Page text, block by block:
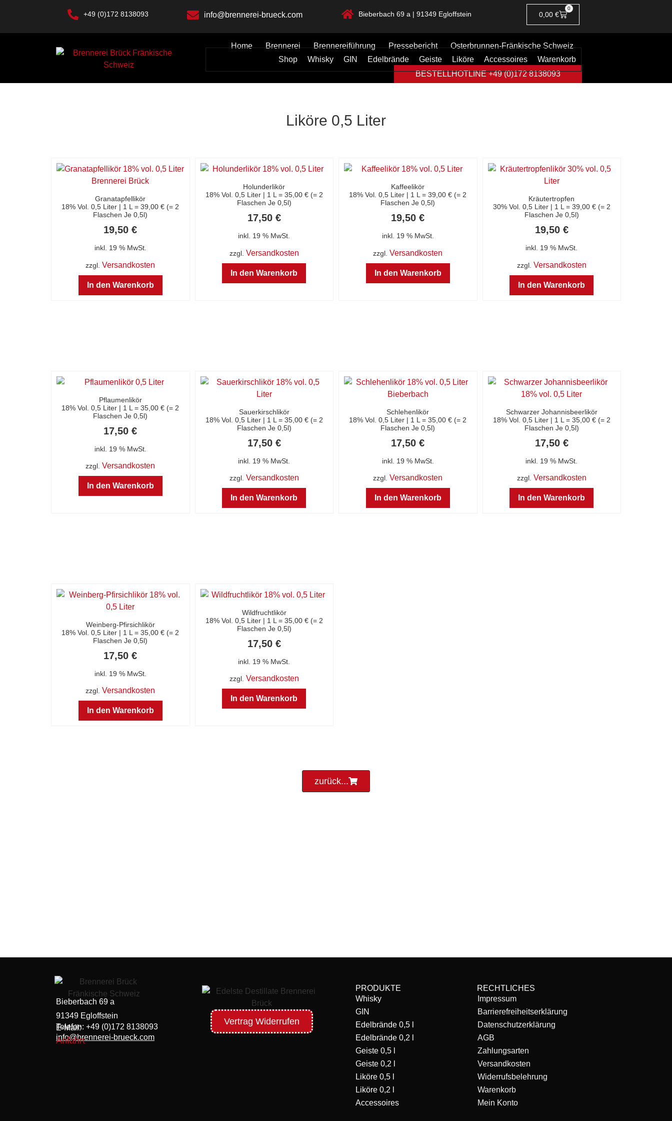
+49 (0)172 8138093 info@brennerei-brueck.com Bieberbach 69 a | 91349 Egloffstein 0,00 €
0
Home Brennerei Brennereiführung Pressebericht
Osterbrunnen-Fränkische Schweiz
Shop
Whisky GIN Edelbrände Geiste Liköre Accessoires
Warenkorb
BESTELLHOTLINE +49 (0)172 8138093
Liköre 0,5 Liter
Granatapfellikör
18% Vol. 0,5 Liter | 1 L = 39,00 € (= 2
Flaschen Je 0,5l)
19,50€
inkl. 19 % MwSt.
zzgl.Versandkosten
In den Warenkorb
Holunderlikör
18% Vol. 0,5 Liter | 1 L = 35,00 € (= 2
Flaschen Je 0,5l)
17,50 €
inkl. 19 % MwSt.
zzgl. Versandkosten
In den Warenkorb
Kaffeelikör
18% Vol. 0,5 Liter | 1 L = 39,00 € (= 2
Flaschen Je 0,5l)
19,50€
inkl. 19 % MwSt.
zzgl.Versandkosten
In den Warenkorb
Kräutertropfen
30% Vol. 0,5 Liter | 1 L = 39,00 € (= 2
Flaschen Je 0,5l)
19,50 €
inkl. 19 % MwSt.
zzgl. Versandkosten
In den Warenkorb
Pflaumenlikör
18% Vol. 0,5 Liter | 1 L = 35,00 € (= 2
Flaschen Je 0,5l)
17,50€
inkl. 19 % MwSt.
zzgl.Versandkosten
In den Warenkorb
Sauerkirschlikör
18% Vol. 0,5 Liter | 1 L = 35,00 € (= 2
Flaschen Je 0,5l)
17,50 €
inkl. 19 % MwSt.
zzgl. Versandkosten
In den Warenkorb
Schlehenlikör
18% Vol. 0,5 Liter | 1 L = 35,00 € (= 2
Flaschen Je 0,5l)
17,50€
inkl. 19 % MwSt.
zzgl.Versandkosten
In den Warenkorb
Schwarzer Johannisbeerlikör
18% Vol. 0,5 Liter | 1 L = 35,00 € (= 2
Flaschen Je 0,5l)
17,50 €
inkl. 19 % MwSt.
zzgl. Versandkosten
In den Warenkorb
Weinberg-Pfirsichlikör
18% Vol. 0,5 Liter | 1 L = 35,00 € (= 2
Flaschen Je 0,5l)
17,50€
inkl. 19 % MwSt.
zzgl.Versandkosten
In den Warenkorb
Wildfruchtlikör
18% Vol. 0,5 Liter | 1 L = 35,00 € (= 2
Flaschen Je 0,5l)
17,50 €
inkl. 19 % MwSt.
zzgl. Versandkosten
In den Warenkorb
zurück...
Bieberbach 69 a
91349 Egloffstein
Telefon: +49 (0)172 8138093
E-Mail:
info@brennerei-brueck.com
Anfahrt
Vertrag Widerrufen
PRODUKTE
Whisky
GIN
Edelbrände 0,5 l
Edelbrände 0,2 l
Geiste 0,5 l
Geiste 0,2 l
Liköre 0,5 l
Liköre 0,2 l
Accessoires
RECHTLICHES
Impressum
Barrierefreiheitserklärung
Datenschutzerklärung
AGB
Zahlungsarten
Versandkosten
Widerrufsbelehrung
Warenkorb
Mein Konto